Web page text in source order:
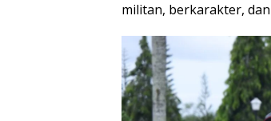
militan, berkarakter,